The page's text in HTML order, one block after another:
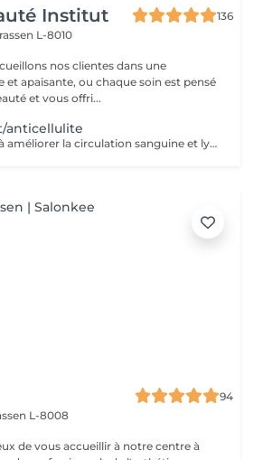
Institut
136
L-8010
nos clientes dans une
et apaisante, ou chaque soin est pensé
et vous offri...
anticellulite
40 minutes, destiné à améliorer la circulation sanguine et lymphatique, élimination des cellulites.
94
L-8008
de vous accueillir à notre centre à